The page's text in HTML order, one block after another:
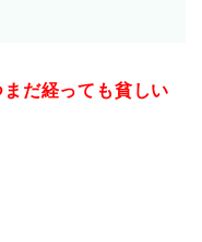
まだ経っても貧しい